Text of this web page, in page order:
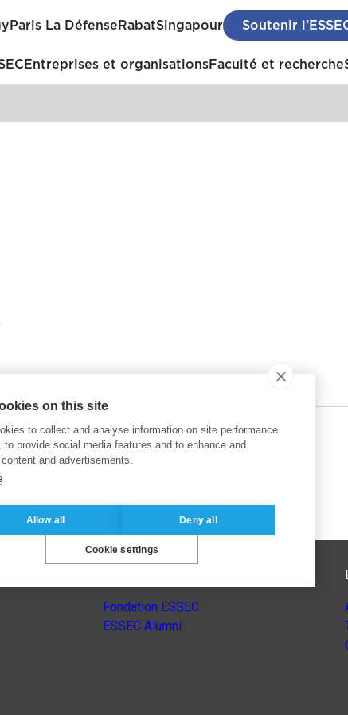
Paris La Défense RabatSingapour Soutenir
Entreprises et organisationsFaculté et recherche
Fondation ESSEC
ESSEC Alumni
on this site
to collect and analyse information on site performance
to provide social media features and to enhance and
and advertisements.
Allow all Deny all
Cookie settings